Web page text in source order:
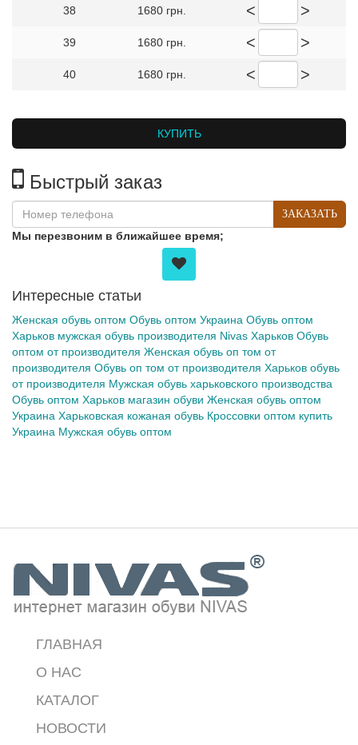
38 1680 грн. < >
39 1680 грн. < >
40 1680 грн. < >
КУПИТЬ
Быстрый заказ
ЗАКАЗАТЬ
Мы перезвоним в ближайшее время;
Интересные статьи
Женская обувь оптом Обувь оптом Украина Обувь оптом
Харьков мужская обувь производителя Nivas Харьков Обувь
оптом от производителя Женская обувь оп том от
производителя Обувь оп том от производителя Харьков обувь
от производителя Мужская обувь харьковского производства
Обувь оптом Харьков магазин обуви Женская обувь оптом
Украина Харьковская кожаная обувь Кроссовки оптом купить
Украина Мужская обувь оптом
ГЛАВНАЯ
О НАС
КАТАЛОГ
НОВОСТИ